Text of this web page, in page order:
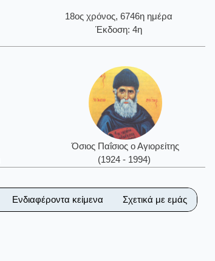
18ος χρόνος, 6746η ημέρα
Έκδοση: 4η
Όσιος Παΐσιος ο Αγιορείτης
(1924 - 1994)
Ενδιαφέροντα κείμενα Σχετικά με εμάς